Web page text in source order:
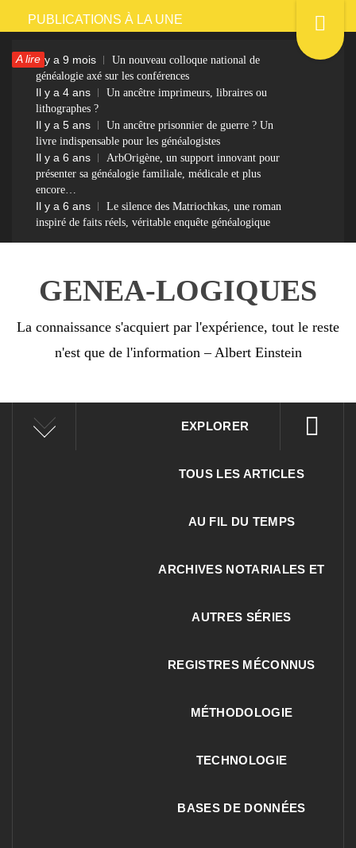
Passer
contenu
PUBLICATIONS À LA UNE
A lireIl y a 9 mois
Un nouveau colloque national de
généalogie axé sur les conférences
Il y a 4 ans
Un ancêtre imprimeurs, libraires ou
lithographes ?
Il y a 5 ans
Un ancêtre prisonnier de guerre ? Un
livre indispensable pour les généalogistes
Il y a 6 ans
ArbOrigène, un support innovant pour
présenter sa généalogie familiale, médicale et plus
encore…
Il y a 6 ans
Le silence des Matriochkas, une roman
inspiré de faits réels, véritable enquête généalogique
GENEA-LOGIQUES
La connaissance s'acquiert par l'expérience, tout le reste
n'est que de l'information – Albert Einstein
EXPLORER
TOUS LES ARTICLES
AU FIL DU TEMPS
ARCHIVES NOTARIALES ET
AUTRES SÉRIES
REGISTRES MÉCONNUS
MÉTHODOLOGIE
TECHNOLOGIE
BASES DE DONNÉES